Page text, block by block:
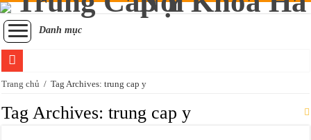
Danh mục
Trường Trung cấp y khoa Pasteur thông báo tuyển sinh Trung cấp Y học cổ
Tuyển sinh lớp sơ cấp xoa bóp bấm huyệt học thứ 7 chủ nhật tại Sài Gòn
Trang chủ / Tag Archives: trung cap y
Tag Archives:trung cap y